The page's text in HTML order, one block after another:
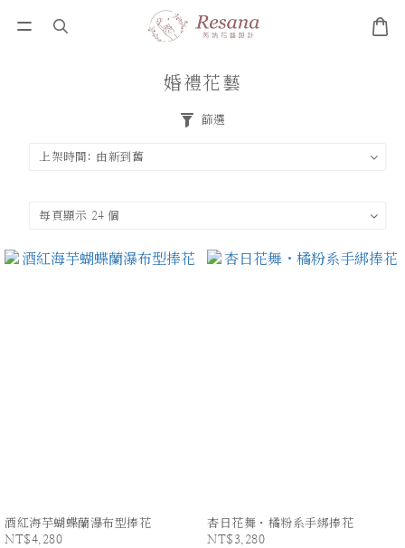
婚禮花藝
篩選
酒紅海芋蝴蝶蘭瀑布型捧花
NT$4,280
杏日花舞・橘粉系手綁捧花
NT$3,280